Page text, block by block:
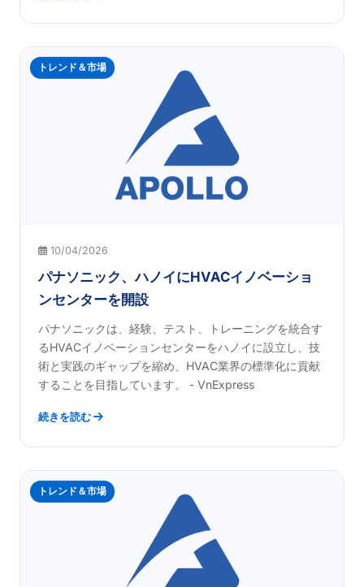
トレンド＆市場
10/04/2026
パナソニック、ハノイにHVACイノベーショ
ンセンターを開設
パナソニックは、経験、テスト、トレーニングを統合す
るHVACイノベーションセンターをハノイに設立し、技
術と実践のギャップを縮め、HVAC業界の標準化に貢献
することを目指しています。 - VnExpress
続きを読む
トレンド＆市場